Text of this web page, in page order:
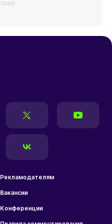
Рекламодателям
Вакансии
Конференции